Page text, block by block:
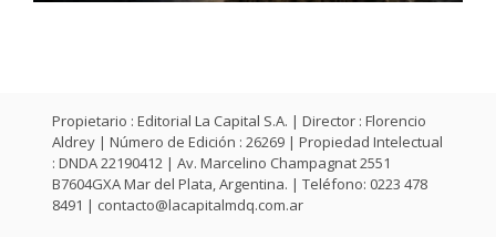
Propietario : Editorial La Capital S.A. | Director : Florencio
Aldrey | Número de Edición : 26269 | Propiedad Intelectual
: DNDA 22190412 | Av. Marcelino Champagnat 2551
B7604GXA Mar del Plata, Argentina. | Teléfono: 0223 478
8491 | contacto@lacapitalmdq.com.ar